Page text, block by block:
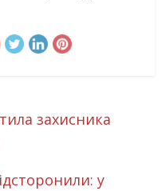
захисника
у